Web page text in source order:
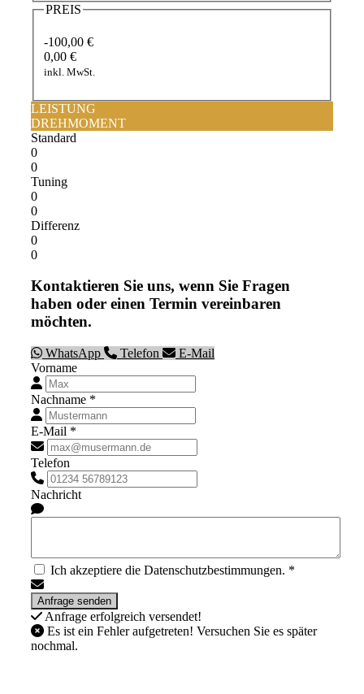
PREIS
-100,00 €
0,00 €
inkl. MwSt.
LEISTUNG
DREHMOMENT
Standard
0
0
Tuning
0
0
Differenz
0
0
Kontaktieren Sie uns, wenn Sie Fragen
haben oder einen Termin vereinbaren
möchten.
WhatsApp Telefon
E-Mail
Vorname
Nachname *
E-Mail *
Telefon
Nachricht
Ich akzeptiere die Datenschutzbestimmungen. *
Anfrage erfolgreich versendet!
Es ist ein Fehler aufgetreten! Versuchen Sie es später
nochmal.